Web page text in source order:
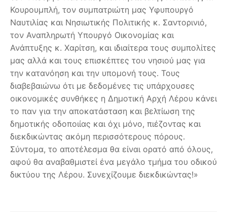
Κουρουμπλή, τον συμπατριώτη μας Υφυπουργό
Ναυτιλίας και Νησιωτικής Πολιτικής κ. Σαντορινιό,
τον Αναπληρωτή Υπουργό Οικονομίας και
Ανάπτυξης κ. Χαρίτση, και ιδιαίτερα τους συμπολίτες
μας αλλά και τους επισκέπτες του νησιού μας για
την κατανόηση και την υπομονή τους. Τους
διαβεβαιώνω ότι με δεδομένες τις υπάρχουσες
οικονομικές συνθήκες η Δημοτική Αρχή Λέρου κάνει
το παν για την αποκατάσταση και βελτίωση της
δημοτικής οδοποιίας και όχι μόνο, πιέζοντας και
διεκδικώντας ακόμη περισσότερους πόρους.
Σύντομα, το αποτέλεσμα θα είναι ορατό από όλους,
αφού θα αναβαθμιστεί ένα μεγάλο τμήμα του οδικού
δικτύου της Λέρου. Συνεχίζουμε διεκδικώντας!»